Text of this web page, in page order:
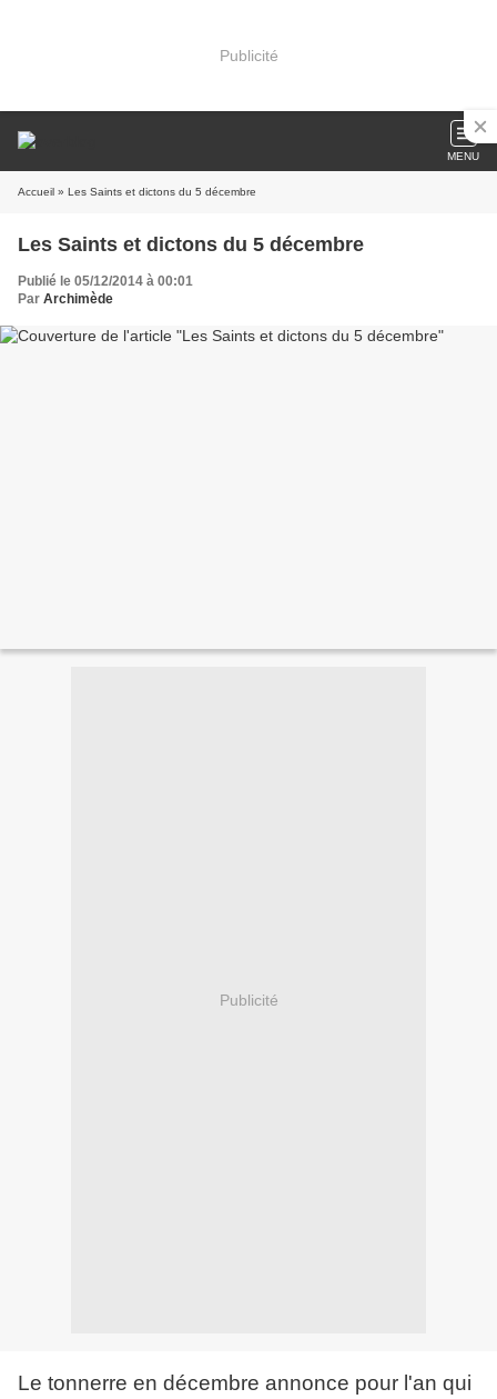
Publicité
MENU
Accueil » Les Saints et dictons du 5 décembre
Les Saints et dictons du 5 décembre
Publié le 05/12/2014 à 00:01
Par Archimède
Publicité
Le tonnerre en décembre annonce pour l'an qui